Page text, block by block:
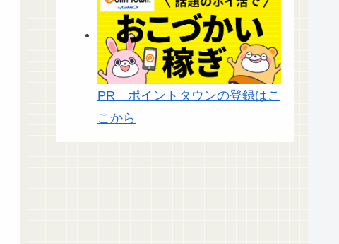
PR ポイントタウンの登録はこ
こから